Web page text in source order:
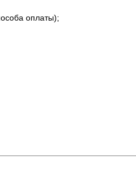
оплаты);